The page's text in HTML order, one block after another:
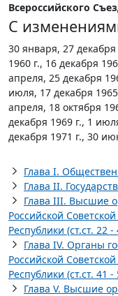
Всероссийского
С
30 января, 27
1960 г., 16 декабря
апреля, 25 декабря
июля, 17 декабря 1965
апреля, 18 октября
декабря 1969 г., 1
декабря 1971 г., 30
Глава I.
Глава II.
Глава III. Высшие
Российской
Республики (ст.ст. 22 -
Глава IV. Органы
Российской
Республики (ст.ст. 41 -
Глава V. Высшие